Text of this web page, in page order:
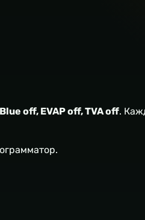
off, EVAP off, TVA off.